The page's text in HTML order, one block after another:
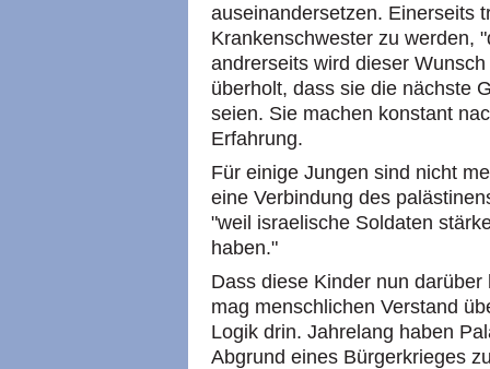
auseinandersetzen. Einerseits
Krankenschwester zu werden,
andrerseits wird dieser
überholt, dass sie die nächste
seien. Sie machen konstant
Erfahrung.
Für einige Jungen sind nicht
eine Verbindung des
"weil israelische Soldaten
haben."
Dass diese Kinder nun
mag menschlichen Verstand
Logik drin. Jahrelang haben
Abgrund eines Bürgerkrieges